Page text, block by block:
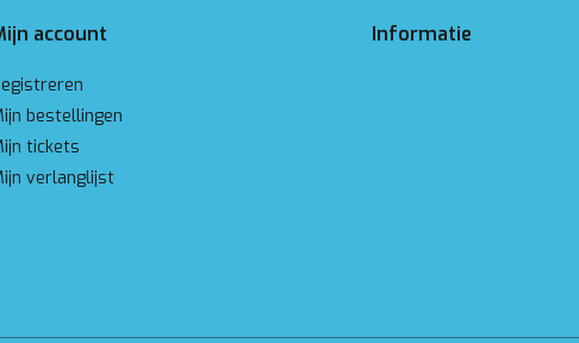
account
bestellingen
tickets
verlanglijst
Informatie